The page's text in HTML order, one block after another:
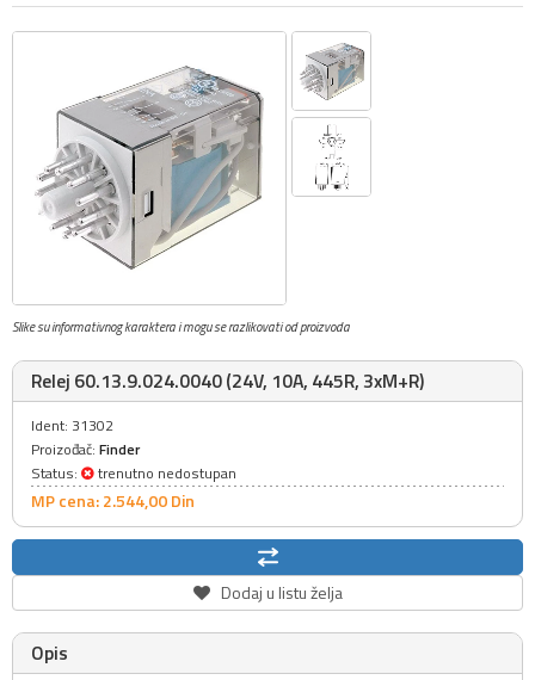
Slike su informativnog karaktera i mogu se razlikovati od proizvoda
Relej 60.13.9.024.0040 (24V, 10A, 445R, 3xM+R)
Ident: 31302
Proizođač: Finder
Status:
trenutno nedostupan
MP cena: 2.544,00Din
Dodaj u listu želja
Opis